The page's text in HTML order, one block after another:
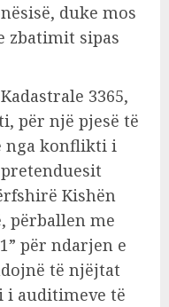
duke mos
zbatimit sipas
3365,
për një pjesë të
nga konflikti i
Kishën
përballen me
për ndarjen e
të njëjtat
i auditimeve të